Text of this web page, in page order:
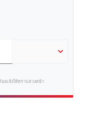
งแจ้งให้ทราบล่วงหน้า